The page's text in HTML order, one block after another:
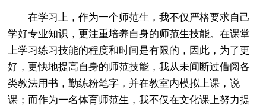
在学习上，作为一个师范生，我不仅严格要求自己
学好专业知识，更注重培养自身的师范生技能。在课堂
上学习练习技能的程度和时间是有限的，因此，为了更
好，更快地提高自身的师范技能，我从未间断过借阅各
类教法用书，勤练粉笔字，并在教室内模拟上课，说
课；而作为一名体育师范生，我不仅在文化课上努力提